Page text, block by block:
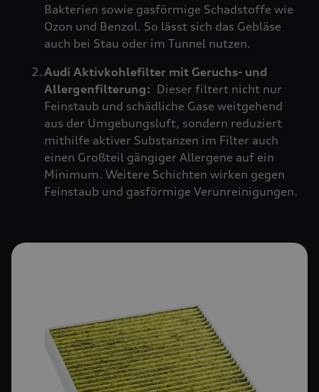
Bakterien sowie gasförmige Schadstoffe wie
Ozon und Benzol. So lässt sich das Gebläse
auch bei Stau oder im Tunnel nutzen.
Audi Aktivkohlefilter mit Geruchs- und
Allergenfilterung: Dieser filtert nicht nur
Feinstaub und schädliche Gase weitgehend
aus der Umgebungsluft, sondern reduziert
mithilfe aktiver Substanzen im Filter auch
einen Großteil gängiger Allergene auf ein
Minimum. Weitere Schichten wirken gegen
Feinstaub und gasförmige Verunreinigungen.